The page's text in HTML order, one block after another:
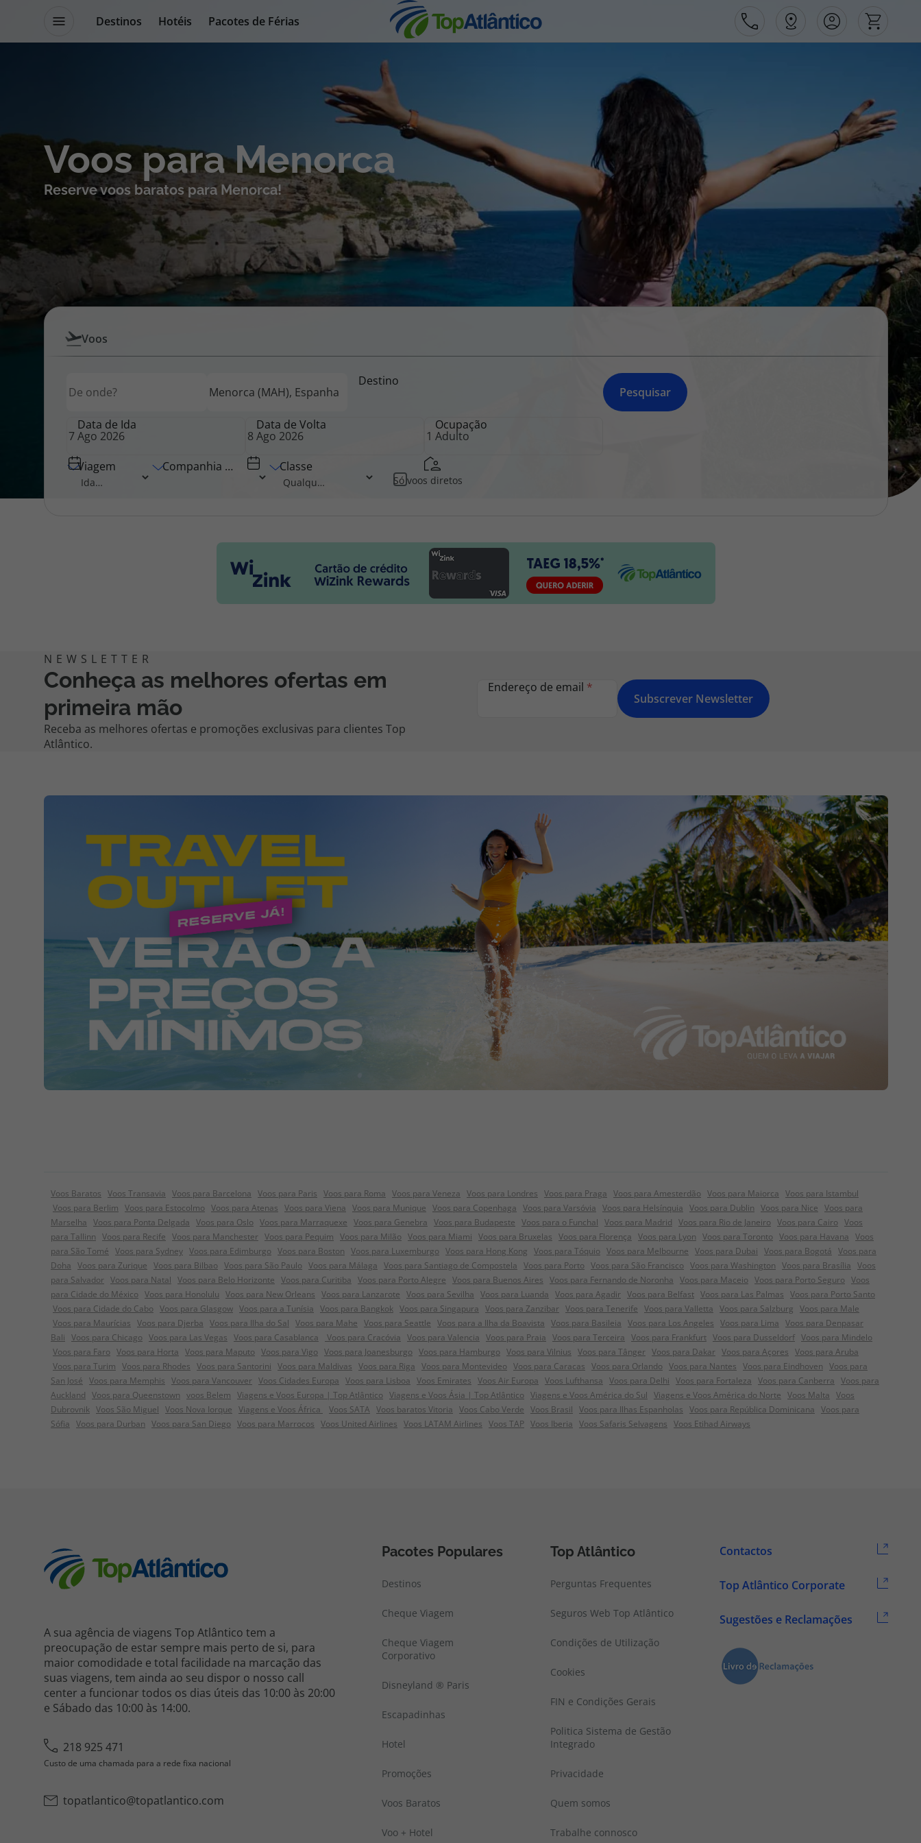
Destinos Hotéis
Pacotes de Férias
Promoções
Blog TopViagens
Voos
Voos + Hotel
Pacotes de Férias
Disneyland ® Paris
Cruzeiros
Promoções
Especialistas
Blog TopViagens
Área de Cliente
Agências
Contactos
Apoio ao cliente em Portugal
218 925 471
Apoio ao cliente no Estrangeiro
facilidade na marcação das suas viagens, tem ainda ao seu
dispor o nosso call center a funcionar todos os dias úteis das
10:00 às 20:00 e Sábado das 10:00 às 14:00.
Voos para Menorca
Reserve voos baratos para Menorca!
Pesquisar
por
Voos
Voos
Destino
Data de Ida Data de Volta Ocupação
Viagem Companhia Aérea Classe
Só voos diretos
Pesquisar
Conheça as melhores ofertas em
primeira mão
Receba as melhores ofertas e promoções exclusivas para clientes Top
Atlântico.
Endereço de email *
Subscrever Newsletter
Voos Baratos Voos Transavia Voos para Barcelona Voos para Paris Voos para Roma Voos para Veneza Voos para Londres Voos para Praga Voos para Amesterdão Voos para Maiorca Voos para Istambul
Voos para Berlim Voos para Estocolmo Voos para Atenas Voos para Viena Voos para Munique Voos para Copenhaga Voos para Varsóvia Voos para Helsínquia Voos para Dublin Voos para Nice Voos para
Marselha Voos para Ponta Delgada Voos para Oslo Voos para Marraquexe Voos para Genebra Voos para Budapeste Voos para o Funchal Voos para Madrid Voos para Rio de Janeiro Voos para Cairo Voos
para Tallinn Voos para Recife Voos para Manchester Voos para Pequim Voos para Milão Voos para Miami Voos para Bruxelas Voos para Florença Voos para Lyon Voos para Toronto Voos para Havana Voos
para São Tomé Voos para Sydney Voos para Edimburgo Voos para Boston Voos para Luxemburgo Voos para Hong Kong Voos para Tóquio Voos para Melbourne Voos para Dubai Voos para Bogotá Voos para
Doha Voos para Zurique Voos para Bilbao Voos para São Paulo Voos para Málaga Voos para Santiago de Compostela Voos para Porto Voos para São Francisco Voos para Washington Voos para Brasília Voos
para Salvador Voos para Natal Voos para Belo Horizonte Voos para Curitiba Voos para Porto Alegre Voos para Buenos Aires Voos para Fernando de Noronha Voos para Maceio Voos para Porto Seguro Voos
para Cidade do México Voos para Honolulu Voos para New Orleans Voos para Lanzarote Voos para Sevilha Voos para Luanda Voos para Agadir Voos para Belfast Voos para Las Palmas Voos para Porto Santo
Voos para Cidade do Cabo Voos para Glasgow Voos para a Tunísia Voos para Bangkok Voos para Singapura Voos para Zanzibar Voos para Tenerife Voos para Valletta Voos para Salzburg Voos para Male
Voos para Maurícias Voos para Djerba Voos para Ilha do Sal Voos para Mahe Voos para Seattle Voos para a Ilha da Boavista Voos para Basileia Voos para Los Angeles Voos para Lima Voos para Denpasar
Bali Voos para Chicago Voos para Las Vegas Voos para Casablanca Voos para Cracóvia Voos para Valencia Voos para Praia Voos para Terceira Voos para Frankfurt Voos para Dusseldorf Voos para Mindelo
Voos para Faro Voos para Horta Voos para Maputo Voos para Vigo Voos para Joanesburgo Voos para Hamburgo Voos para Vilnius Voos para Tânger Voos para Dakar Voos para Açores Voos para Aruba
Voos para Turim Voos para Rhodes Voos para Santorini Voos para Maldivas Voos para Riga Voos para Montevideo Voos para Caracas Voos para Orlando Voos para Nantes Voos para Eindhoven Voos para
San José Voos para Memphis Voos para Vancouver Voos Cidades Europa Voos para Lisboa Voos Emirates Voos Air Europa Voos Lufthansa Voos para Delhi Voos para Fortaleza Voos para Canberra Voos para
Auckland Voos para Queenstown voos Belem Viagens e Voos Europa | Top Atlântico Viagens e Voos Ásia | Top Atlântico Viagens e Voos América do Sul Viagens e Voos América do Norte Voos Malta Voos
Dubrovnik Voos São Miguel Voos Nova Iorque Viagens e Voos África Voos SATA Voos baratos Vitoria Voos Cabo Verde Voos Brasil Voos para Ilhas Espanholas Voos para República Dominicana Voos para
Sófia Voos para Durban Voos para San Diego Voos para Marrocos Voos United Airlines Voos LATAM Airlines Voos TAP Voos Iberia Voos Safaris Selvagens Voos Etihad Airways
A sua agência de viagens Top Atlântico tem a
preocupação de estar sempre mais perto de si, para
maior comodidade e total facilidade na marcação das
suas viagens, tem ainda ao seu dispor o nosso call
center a funcionar todos os dias úteis das 10:00 às 20:00
e Sábado das 10:00 às 14:00.
218 925 471
Custo de uma chamada para a rede fixa nacional
topatlantico@topatlantico.com
Pacotes Populares
Destinos
Cheque Viagem
Cheque Viagem
Corporativo
Disneyland ® Paris
Escapadinhas
Hotel
Promoções
Voos Baratos
Voo + Hotel
Top Atlântico
Perguntas Frequentes
Seguros Web Top Atlântico
Condições de Utilização
Cookies
FIN e Condições Gerais
Politica Sistema de Gestão
Integrado
Privacidade
Quem somos
Trabalhe connosco
Contactos
Top Atlântico Corporate
Sugestões e Reclamações